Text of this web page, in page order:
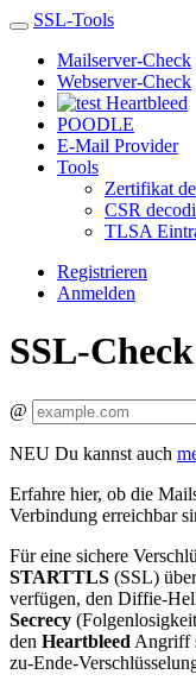
SSL-Tools
Mailserver-Check
Webserver-Check
Heartbleed
POODLE
E-Mail Provider
Tools
Zertifikat
CSR
TLSA
Registrieren
Anmelden
SSL-
@
NEU Du kannst auch
Erfahre hier, ob die
Verbindung erreichbar
Für eine sichere
STARTTLS (SSL)
verfügen, den Diffie-
Secrecy
den Heartbleed Angriff
zu-Ende-